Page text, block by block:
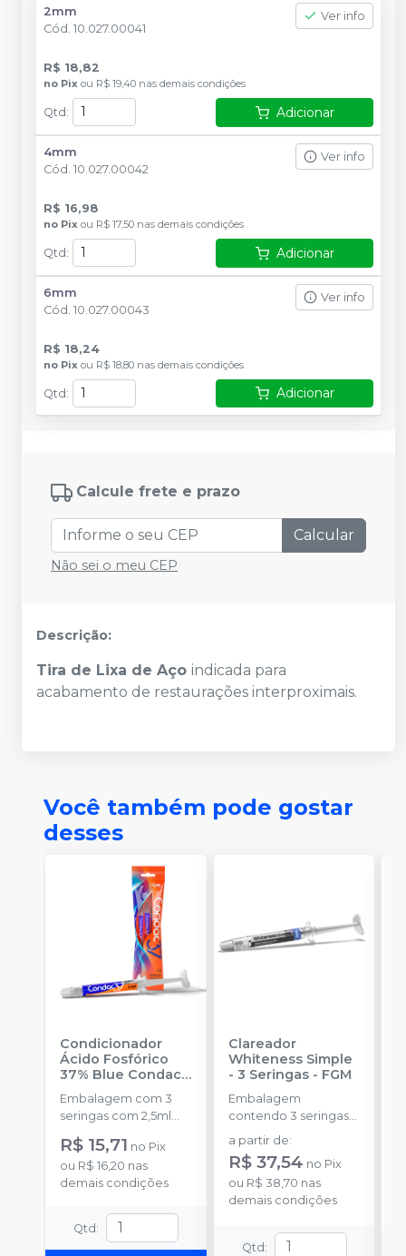
2mm
Cód. 10.027.00041
Ver info
R$ 18,82
no Pix ou R$ 19,40 nas demais condições
Qtd : Adicionar
4mm
Cód. 10.027.00042
Ver info
R$ 16,98
no Pix ou R$ 17,50 nas demais condições
Qtd : Adicionar
6mm
Cód. 10.027.00043
Ver info
R$ 18,24
no Pix ou R$ 18,80 nas demais condições
Qtd: Adicionar
Calcule frete e prazo
Calcular
Não sei o meu CEP
Descrição:
Tira de Lixa de Aço indicada para
acabamento de restaurações interproximais.
Você também pode gostar
desses
Condicionador
Ácido Fosfórico
37% Blue Condac-
FGM
Embalagem com 3
seringas com 2,5ml
cada uma e 3
ponteiras para
aplicação.
R$ 15,71 no Pix
ou R$ 16,20 nas
demais condições
Qtd :
Clareador
Whiteness Simple
- 3 Seringas- FGM
Embalagem
contendo 3 seringas
com 3g de gel cada
uma.
a partir de:
R$ 37,54 no Pix
ou R$ 38,70 nas
demais condições
Qtd :